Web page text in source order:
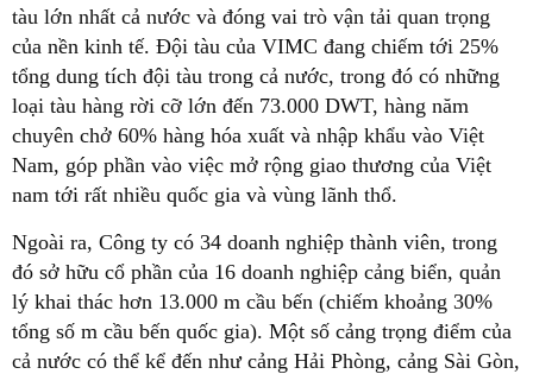
tàu lớn nhất cả nước và đóng vai trò vận tải quan trọng
của nền kinh tế. Đội tàu của VIMC đang chiếm tới 25%
tổng dung tích đội tàu trong cả nước, trong đó có những
loại tàu hàng rời cỡ lớn đến 73.000 DWT, hàng năm
chuyên chở 60% hàng hóa xuất và nhập khẩu vào Việt
Nam, góp phần vào việc mở rộng giao thương của Việt
nam tới rất nhiều quốc gia và vùng lãnh thổ.
Ngoài ra, Công ty có 34 doanh nghiệp thành viên, trong
đó sở hữu cổ phần của 16 doanh nghiệp cảng biển, quản
lý khai thác hơn 13.000 m cầu bến (chiếm khoảng 30%
tổng số m cầu bến quốc gia). Một số cảng trọng điểm của
cả nước có thể kể đến như cảng Hải Phòng, cảng Sài Gòn,